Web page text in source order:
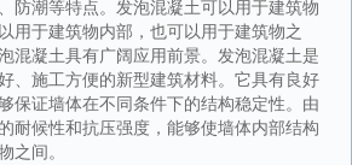
防潮等特点。发泡混凝土可以用于建筑物
用于建筑物内部，也可以用于建筑物之
混凝土具有广阔应用前景。发泡混凝土是
、施工方便的新型建筑材料。它具有良好
保证墙体在不同条件下的结构稳定性。由
耐候性和抗压强度，能够使墙体内部结构
之间。